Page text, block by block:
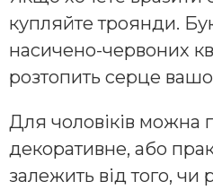
купляйте троянди.
насичено-червоних
розтопить серце
Для чоловіків можна
декоративне, або
залежить від того, чи